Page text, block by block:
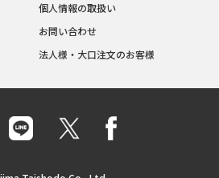
個人情報の取扱い
お問い合わせ
法人様・大口注文のお客様